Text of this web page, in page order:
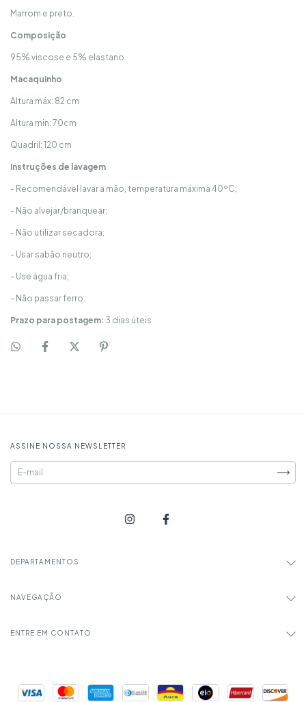
Marrom e preto.
Composição
95% viscose e 5% elastano
Macaquinho
Altura máx: 82 cm
Altura min: 70cm
Quadril: 120 cm
Instruções de lavagem
- Recomendável lavar a mão, temperatura máxima 40ºC;
- Não alvejar/branquear;
- Não utilizar secadora;
- Usar sabão neutro;
- Use água fria;
- Não passar ferro.
Prazo para postagem: 3 dias úteis
ASSINE NOSSA NEWSLETTER
DEPARTAMENTOS
NAVEGAÇÃO
ENTRE EM CONTATO